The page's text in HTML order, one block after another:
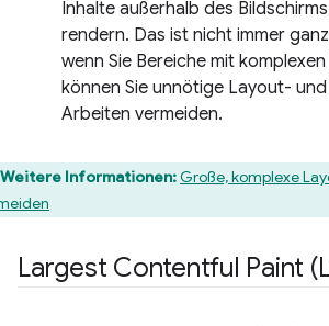
Inhalte außerhalb des
rendern. Das ist nicht immer
wenn Sie Bereiche mit
können Sie unnötige Layout-
Arbeiten vermeiden.
Weitere Informationen:Große, komplexe
Largest Contentful Paint